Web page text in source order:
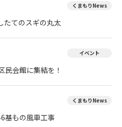
くまもりNews
たてのスギの丸太
イベント
会館に集結を！
くまもりNews
基もの風車工事